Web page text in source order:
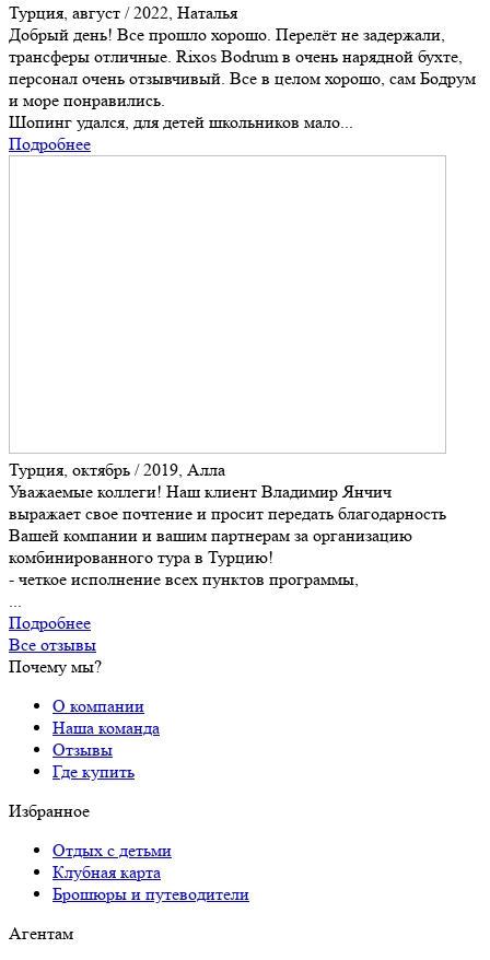
Турция, август / 2022, Наталья
Добрый день! Все прошло хорошо. Перелёт не задержали,
трансферы отличные. Rixos Bodrum в очень нарядной бухте,
персонал очень отзывчивый. Все в целом хорошо, сам Бодрум
и море понравились.
Шопинг удался, для детей школьников мало...
Подробнее
Турция, октябрь / 2019, Алла
Уважаемые коллеги! Наш клиент Владимир Янчич
выражает свое почтение и просит передать благодарность
Вашей компании и вашим партнерам за организацию
комбинированного тура в Турцию!
- четкое исполнение всех пунктов программы,
Подробнее
Все отзывы
Почему мы?
О компании
Наша команда
Отзывы
Где купить
Избранное
Отдых с детьми
Клубная карта
Брошюры и путеводители
Агентам